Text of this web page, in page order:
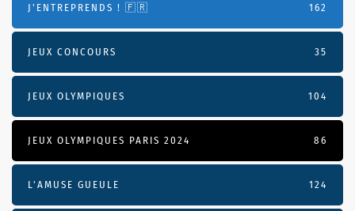
J'ENTREPRENDS ! 🇫🇷 162
JEUX CONCOURS 35
JEUX OLYMPIQUES 104
JEUX OLYMPIQUES PARIS 2024 86
L'AMUSE GUEULE 124